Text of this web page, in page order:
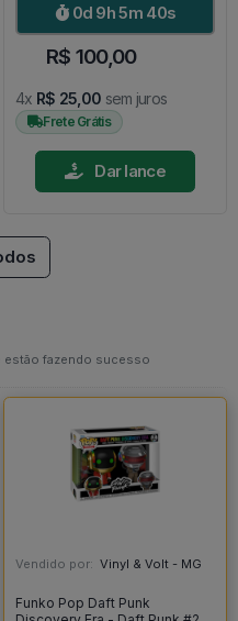
0d 9h 5m 39s
R$ 100,00
4x R$ 25,00 sem juros
Frete Grátis
Dar lance
estão fazendo sucesso
Vendido por: Vinyl & Volt - MG
Funko Pop Daft Punk